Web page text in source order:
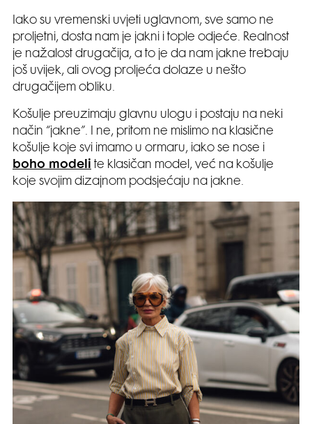
Iako su vremenski uvjeti uglavnom, sve samo ne
proljetni, dosta nam je jakni i tople odjeće. Realnost
je nažalost drugačija, a to je da nam jakne trebaju
još uvijek, ali ovog proljeća dolaze u nešto
drugačijem obliku.
Košulje preuzimaju glavnu ulogu i postaju na neki
način “jakne”. I ne, pritom ne mislimo na klasične
košulje koje svi imamo u ormaru, iako se nose i
boho modeli
te klasičan model, već na košulje
koje svojim dizajnom podsjećaju na jakne.